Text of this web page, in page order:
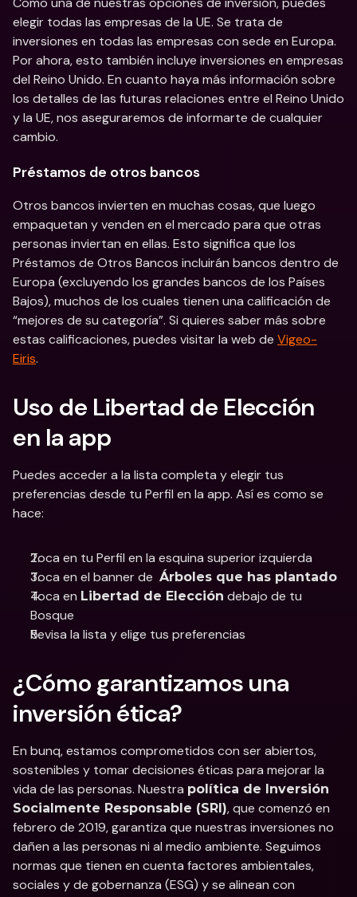
elegir todas las empresas de la UE. Se trata de
inversiones en todas las empresas con sede en Europa.
Por ahora, esto también incluye inversiones en empresas
del Reino Unido. En cuanto haya más información sobre
los detalles de las futuras relaciones entre el Reino Unido
y la UE, nos aseguraremos de informarte de cualquier
cambio.
Préstamos de otros bancos
Otros bancos invierten en muchas cosas, que luego
empaquetan y venden en el mercado para que otras
personas inviertan en ellas. Esto significa que los
Préstamos de Otros Bancos incluirán bancos dentro de
Europa (excluyendo los grandes bancos de los Países
Bajos), muchos de los cuales tienen una calificación de
“mejores de su categoría”. Si quieres saber más sobre
estas calificaciones, puedes visitar la web de Vigeo-
Eiris.
Uso de Libertad de Elección
en la app
Puedes acceder a la lista completa y elegir tus
preferencias desde tu Perfil en la app. Así es como se
hace:
Toca en tu Perfil en la esquina superior izquierda
Toca en el banner de Árboles que has plantado
Toca en Libertad de Elección debajo de tu
Bosque
Revisa la lista y elige tus preferencias
¿Cómo garantizamos una
inversión ética?
En bunq, estamos comprometidos con ser abiertos,
sostenibles y tomar decisiones éticas para mejorar la
vida de las personas. Nuestra política de Inversión
Socialmente Responsable (SRI), que comenzó en
febrero de 2019, garantiza que nuestras inversiones no
dañen a las personas ni al medio ambiente. Seguimos
normas que tienen en cuenta factores ambientales,
sociales y de gobernanza (ESG) y se alinean con